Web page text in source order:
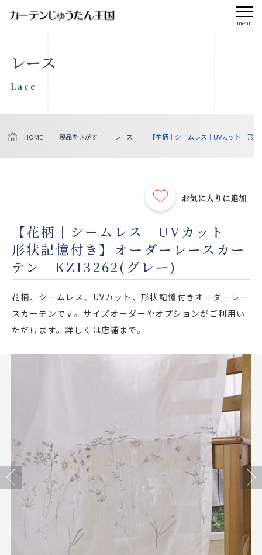
menu
お知らせ
製品をさがす
店舗をさがす
私たちのこだわり
お問い合わせ
お気に入りリスト
お見積り来店予約はこちら
レース
Lace
HOME 製品をさがす レース 【花柄｜シームレス｜UVカット｜
お気に入りに追加
【花柄｜シームレス｜UVカット｜
形状記憶付き】オーダーレースカー
テン KZ13262(グレー)
花柄、シームレス、UVカット、形状記憶付きオーダーレー
スカーテンです。サイズオーダーやオプションがご利用い
ただけます。詳しくは店舗まで。
Previous Next